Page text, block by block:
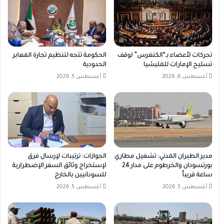
تحركات لأعضاء بـ“الكنغرس” لوقف
تسليح الإمارات للمليشيا
أغسطس 6, 2026
الحكومة تتجه لتنظيم تجارة المعابر
الحدودية
أغسطس 5, 2026
مدير الطيران المدني: تشغيل مطاري
بورتسودان والخرطوم على مدار 24
ساعة قريباً
أغسطس 5, 2026
الجوازات: ترتيبات لإرسال فرق
لإستخراج وثائق السفر الإضطرارية
للسودانيين بالخارج
أغسطس 5, 2026